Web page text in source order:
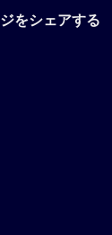
をシェアする